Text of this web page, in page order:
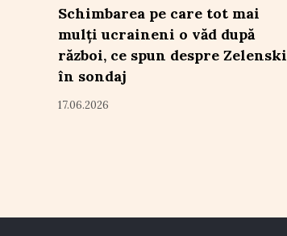
Schimbarea pe care tot mai
mulți ucraineni o văd după
război, ce spun despre Zelenski
în sondaj
17.06.2026